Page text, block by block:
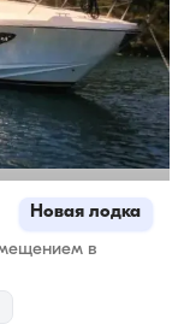
Новая лодка
в